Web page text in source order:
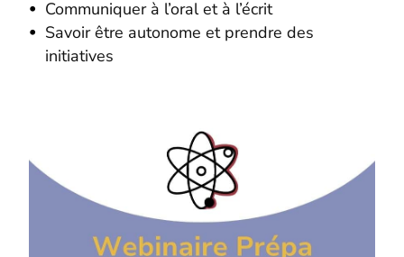
Communiquer à l’oral et à l’écrit
Savoir être autonome et prendre des
initiatives
Stages en Prépa Scientifique